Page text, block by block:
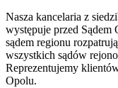
Nasza kancelaria z
występuje przed
sądem regionu
wszystkich sądów
Reprezentujemy
Opolu.